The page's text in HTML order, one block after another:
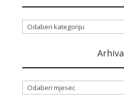
Kategorije
Arhiva
Arhiva